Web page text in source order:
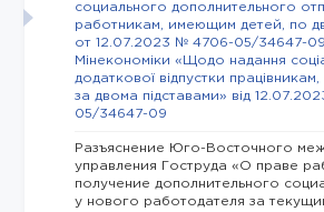
социального дополнительного
работникам, имеющим детей, по
от 12.07.2023 № 4706-05/34647-
Мінекономіки «Щодо надання
додаткової відпустки працівникам,
за двома підставами» від
05/34647-09
Разъяснение Юго-Восточного
управления Гоструда «О праве
получение дополнительного
у нового работодателя за